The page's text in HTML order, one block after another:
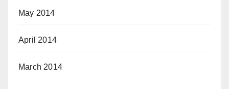
May 2014
April 2014
March 2014